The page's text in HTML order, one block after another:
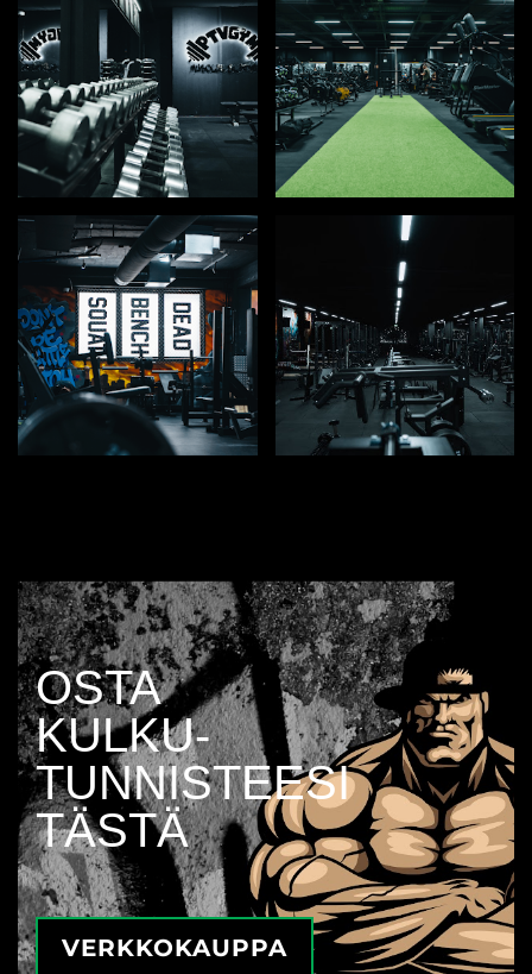
OSTA
KULKU­
TUNNISTEESI
TÄSTÄ
VERKKOKAUPPA